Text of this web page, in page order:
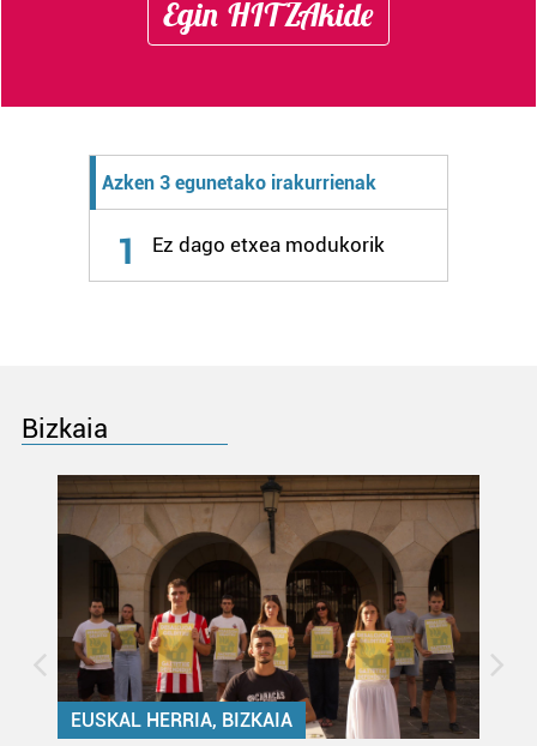
Lortu zure datu pertsonalak prozesatzeko moduari
zure baimena Cookieen adierazpenean.
Webgune honek cookie propioak eta hirugarrenen cookie-
fitxategiak erabiltzen ditu. Zure esperientzia eta
baliatzen gara. Ohar hau onartuz gero, teknologia hori
erabiltzeko baimen esplizitua ematen diguzu.Gehiago
Egin HITZAkide
Azken 3 egunetako irakurrienak
1 Ez dago etxea modukorik
Bizkaia
EUSKAL HERRIA, BIZKAIA